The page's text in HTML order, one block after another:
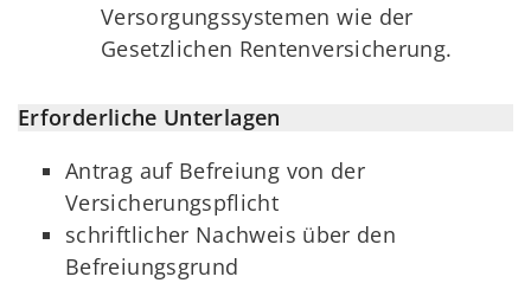
Versorgungssystemen wie der
Gesetzlichen Rentenversicherung.
Erforderliche Unterlagen
Antrag auf Befreiung von der
Versicherungspflicht
schriftlicher Nachweis über den
Befreiungsgrund